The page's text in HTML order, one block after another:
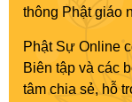
thông Phật giáo
Phật Sự Online
Biên tập và các
tâm chia sẻ, hỗ